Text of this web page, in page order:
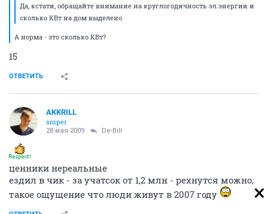
Да, кстати, обращайте внимание на круглогодичность эл.энергии и
сколько КВт на дом выделено.
А норма - это сколько КВт?
15
ОТВЕТИТЬ
AKKRILL
sniper
28 мая 2009 De-Bill
ценники нереальные
ездил в чик - за учатсок от 1,2 млн - рехнутся можно,
такое ощущение что люди живут в 2007 году